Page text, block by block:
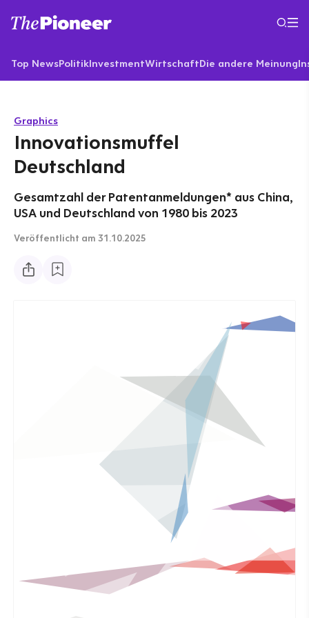
Top NewsPolitikInvestmentWirtschaftDie andere Meinung
Graphics
Innovationsmuffel
Deutschland
Gesamtzahl der Patentanmeldungen* aus China,
USA und Deutschland von 1980 bis 2023
Veröffentlicht am 31.10.2025